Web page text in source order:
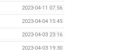
2023-04-11 07:56
2023-04-04 15:45
2023-04-03 23:16
2023-04-03 19:30